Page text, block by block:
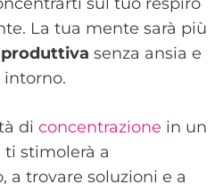
La tua mente sarà più
produttiva senza ansia e
intorno.
di concentrazione in un
stimolerà a
a trovare soluzioni e a